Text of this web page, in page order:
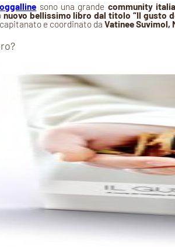
sono una grande community
nuovo bellissimo libro dal titolo “Il gusto
e coordinato da Vatinee Suvimol,